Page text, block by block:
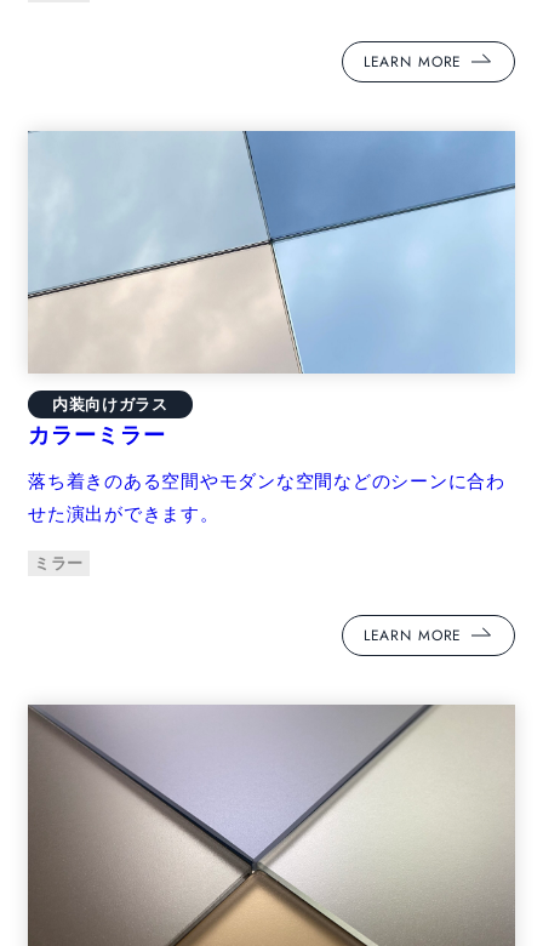
LEARN MORE
カラーミラー
内装向けガラス
落ち着きのある空間やモダンな空間などのシーンに合わ
せた演出ができます。
ミラー
LEARN MORE